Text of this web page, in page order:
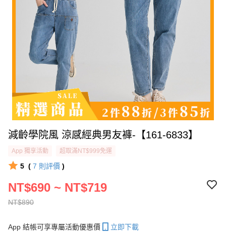
減齡學院風 涼感經典男友褲-【161-6833】
App 獨享活動 超取滿NT$999免運
5 ( 7 則評價 )
NT$890
NT$690 ~ NT$719
App 結帳可享專屬活動優惠價 立即下載